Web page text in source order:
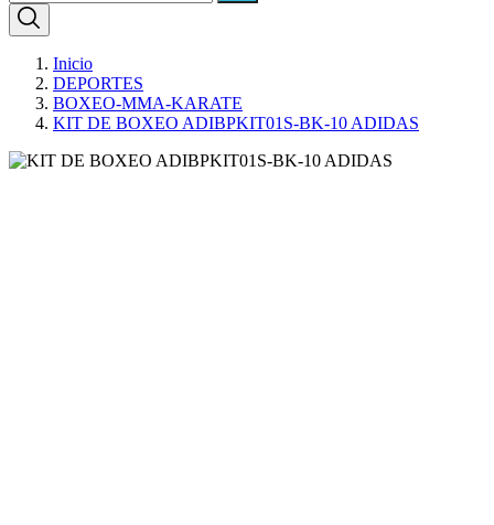
Inicio
DEPORTES
BOXEO-MMA-KARATE
KIT DE BOXEO ADIBPKIT01S-BK-10 ADIDAS